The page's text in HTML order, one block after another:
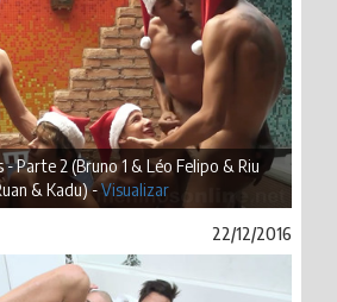
- Parte 2 (Bruno 1 & Léo Felipo & Riu
& Kadu) -Visualizar
22/12/2016